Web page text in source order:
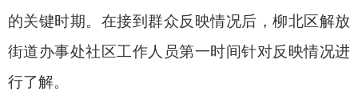
的关键时期。在接到群众反映情况后，柳北区解放
街道办事处社区工作人员第一时间针对反映情况进
行了解。